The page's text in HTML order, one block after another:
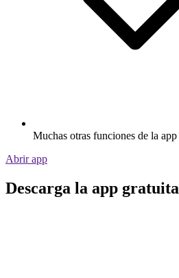
Muchas otras funciones de la app
Abrir app
Descarga la app